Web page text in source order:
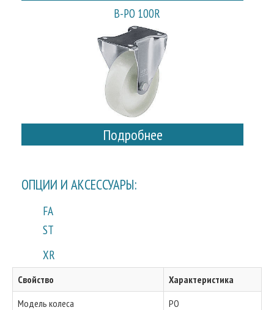
B-PO 100R
Подробнее
ОПЦИИ И АКСЕССУАРЫ:
FA
ST
XR
Свойство
Характеристика
Модель колеса
PO